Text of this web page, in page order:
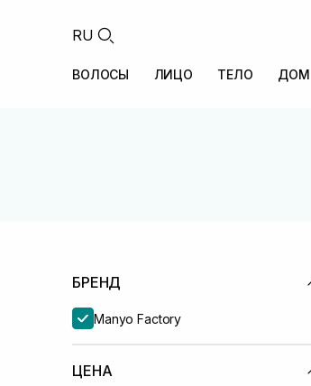
RU
ВОЛОСЫ ЛИЦО ТЕЛО ДОМ
БРЕНД
Manyo Factory
ЦЕНА